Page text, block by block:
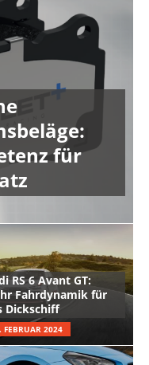
für
RS 6 Avant GT:
Fahrdynamik für
Dickschiff
FEBRUAR 2024